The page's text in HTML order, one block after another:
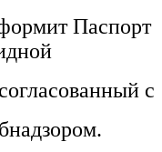
Паспорт
с